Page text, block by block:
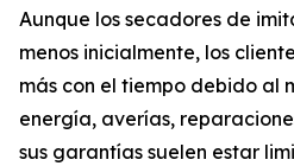
Aunque los secadores de
menos inicialmente, los
más con el tiempo debido al
energía, averías,
sus garantías suelen estar